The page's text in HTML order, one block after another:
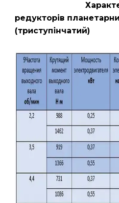
редукторів
(триступінчатий)